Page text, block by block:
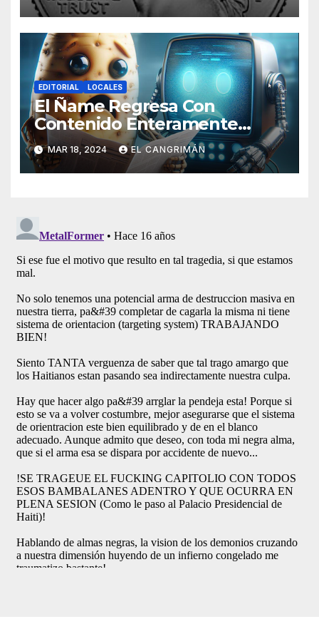
EDITORIAL LOCALES
El Ñame Regresa Con
Contenido Enteramente
Generado Por Inteligencia
Artificial
MAR 18, 2024 EL CANGRIMÁN